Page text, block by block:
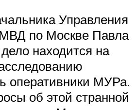
Управления
по Москве Павла
находится на
оперативники МУРа.
об этой странной